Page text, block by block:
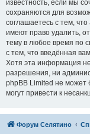
известность, если мы
сохраняются для
соглашаетесь с тем,
имеют право удалить,
тему в любое время по
с тем, что введённая
Хотя эта информация
разрешения, ни
phpBB Limited не может
могут привести к
Форум Селятино